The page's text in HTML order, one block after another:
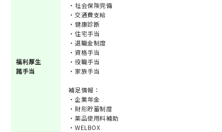
福利厚生
諸手当
・社会保険完備
・交通費支給
・健康診断
・住宅手当
・退職金制度
・資格手当
・役職手当
・家族手当
補足情報：
・企業年金
・財形貯蓄制度
・薬品使用料補助
・WELBOX